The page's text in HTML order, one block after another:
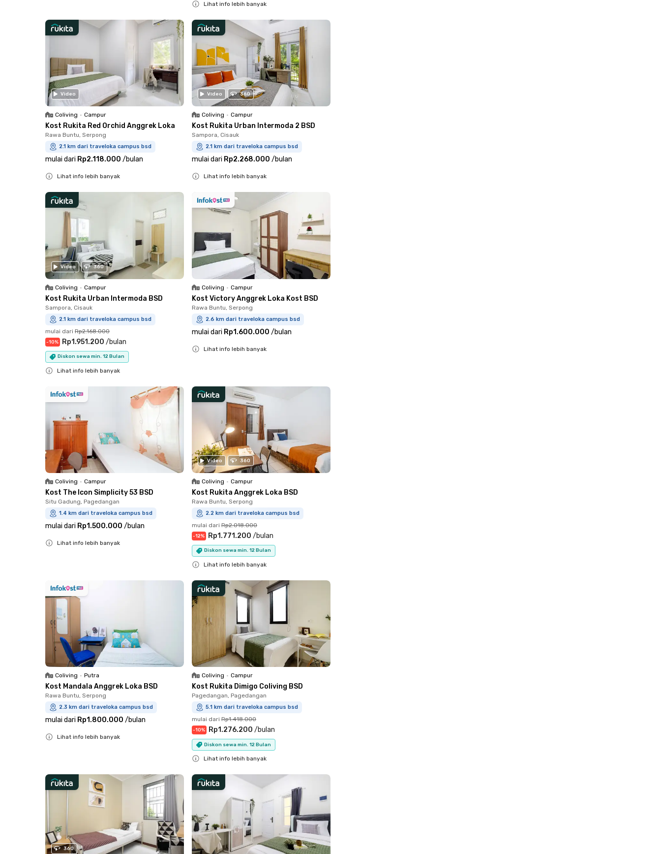
Lihat info lebih banyak
Video
Coliving • Campur
Kost Rukita Red Orchid Anggrek Loka
Rawa Buntu, Serpong
2.1 km dari traveloka campus bsd
mulai dari Rp2.118.000 /bulan
Lihat info lebih banyak
Video 360
Coliving • Campur
Kost Rukita Urban Intermoda 2 BSD
Sampora, Cisauk
2.1 km dari traveloka campus bsd
mulai dari Rp2.268.000 /bulan
Lihat info lebih banyak
Video 360
Coliving • Campur
Kost Rukita Urban Intermoda BSD
Sampora, Cisauk
2.1 km dari traveloka campus bsd
mulai dari Rp2.168.000
-10% Rp1.951.200 /bulan
Diskon sewa min. 12 Bulan
Lihat info lebih banyak
Coliving • Campur
Kost Victory Anggrek Loka Kost BSD
Rawa Buntu, Serpong
2.6 km dari traveloka campus bsd
mulai dari Rp1.600.000 /bulan
Lihat info lebih banyak
Coliving • Campur
Kost The Icon Simplicity 53 BSD
Situ Gadung, Pagedangan
1.4 km dari traveloka campus bsd
mulai dari Rp1.500.000 /bulan
Lihat info lebih banyak
Video 360
Coliving • Campur
Kost Rukita Anggrek Loka BSD
Rawa Buntu, Serpong
2.2 km dari traveloka campus bsd
mulai dari Rp2.018.000
-12% Rp1.771.200 /bulan
Diskon sewa min. 12 Bulan
Lihat info lebih banyak
Coliving • Putra
Kost Mandala Anggrek Loka BSD
Rawa Buntu, Serpong
2.3 km dari traveloka campus bsd
mulai dari Rp1.800.000 /bulan
Lihat info lebih banyak
Coliving • Campur
Kost Rukita Dimigo Coliving BSD
Pagedangan, Pagedangan
5.1 km dari traveloka campus bsd
mulai dari Rp1.418.000
-10% Rp1.276.200 /bulan
Diskon sewa min. 12 Bulan
Lihat info lebih banyak
360